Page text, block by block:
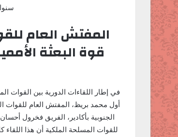
المفتش العام
قوة البعثة
في إطار اللقاءات الدورية بين القوات
أول محمد بريظ، المفتش العام للقوات
الجنوبية بأكادير، الفريق فخرول
للقوات المسلحة الملكية أن هذا اللقاء